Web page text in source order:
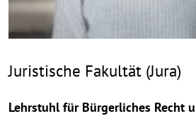
Juristische Fakultät (Jura)
Lehrstuhl für Bürgerliches Recht